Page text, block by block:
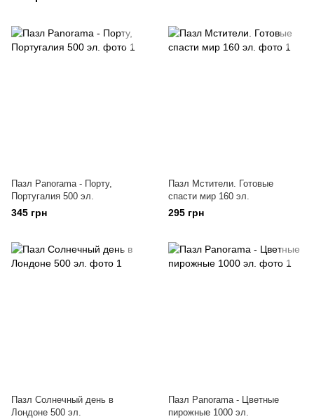
Пазл Panorama - Порту,
Португалия 500 эл.
345 грн
Пазл Мстители. Готовые
спасти мир 160 эл.
295 грн
Пазл Солнечный день в
Лондоне 500 эл.
Пазл Panorama - Цветные
пирожные 1000 эл.